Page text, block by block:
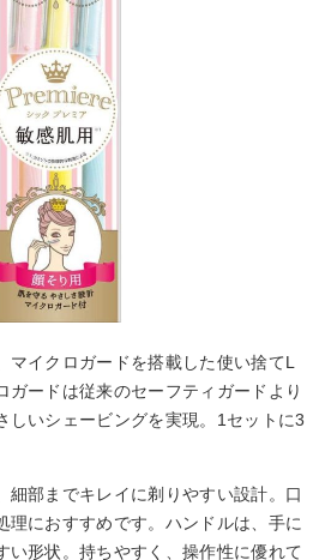
マイクロガードを搭載した使い捨てL
ガードは従来のセーフティガードより
しいシェービングを実現。1セットに3
細部までキレイに剃りやすい設計。口
理におすすめです。ハンドルは、手に
い形状。持ちやすく、操作性に優れて